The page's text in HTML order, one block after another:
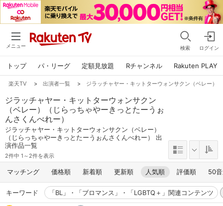
メニュー 検索 ログイン
トップ パ・リーグ 定額見放題 Rチャンネル Rakuten PLAY
楽天TV > 出演者一覧 > ジラッチャヤー・キットターウォンサクン（ベレー）
ジラッチャヤー・キットターウォンサクン
（ベレー）（じらっちゃやーきっとたーうぉ
んさくんべれー）
ジラッチャヤー・キットターウォンサクン（ベレー）
（じらっちゃやーきっとたーうぉんさくんべれー） 出
演作品一覧
2件中 1～2件を表示
マッチング 価格順 新着順 更新順 人気順 評価順 50
キーワード 「BL」・「ブロマンス」・「LGBTQ＋」関連コンテンツ